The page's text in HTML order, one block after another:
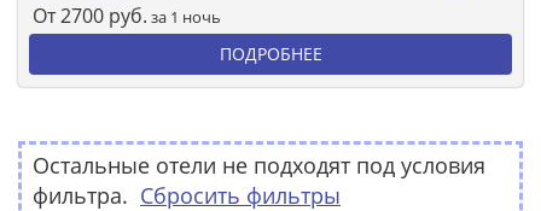
От2700 руб. за 1 ночь
ПОДРОБНЕЕ
Остальные отели не подходят под условия
фильтра. Сбросить фильтры